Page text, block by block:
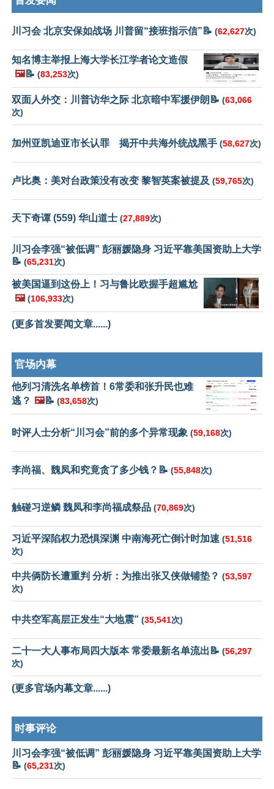
川习会 北京安保如战场 川普留“接班指示信”📝 (62,627次)
知名博主举报上海大学长江学者论文造假
🖼️📝 (83,253次)
双面人外交：川普访华之际 北京暗中军援伊朗📝 (63,066
次)
加州亚凯迪亚市长认罪 揭开中共海外统战黑手 (58,627次)
卢比奥：美对台政策没有改变 黎智英案被提及 (59,765次)
天下奇谭 (559) 华山道士 (27,889次)
川习会李强“被低调” 彭丽媛隐身 习近平靠美国资助上大学
📝 (65,231次)
被美国逼到这份上！习与鲁比欧握手超尴尬
🖼️ (106,933次)
(更多首发要闻文章......)
官场内幕
他列习清洗名单榜首！6常委和张升民也难
逃？ 🖼️📝 (83,658次)
时评人士分析“川习会”前的多个异常现象 (59,168次)
李尚福、魏凤和究竟贪了多少钱？📝 (55,848次)
触碰习逆鳞 魏凤和李尚福成祭品 (70,869次)
习近平深陷权力恐惧深渊 中南海死亡倒计时加速 (51,516
次)
中共俩防长遭重判 分析：为推出张又侠做铺垫？ (53,597
次)
中共空军高层正发生“大地震” (35,541次)
二十一大人事布局四大版本 常委最新名单流出📝 (56,297
次)
(更多官场内幕文章......)
时事评论
川习会李强“被低调” 彭丽媛隐身 习近平靠美国资助上大学
📝 (65,231次)